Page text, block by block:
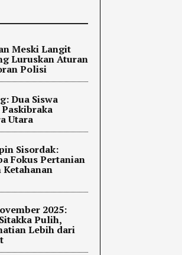
Meski Langit
Luruskan Aturan
Polisi
Dua Siswa
Utara
Sisordak:
Fokus Pertanian
2025:
Pulih,
Lebih dari